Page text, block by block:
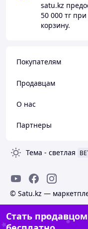
satu.kz
50 000 тг при
корзину.
Покупателям
Продавцам
О нас
Партнеры
Тема - светлая
© Satu.kz —
Стать